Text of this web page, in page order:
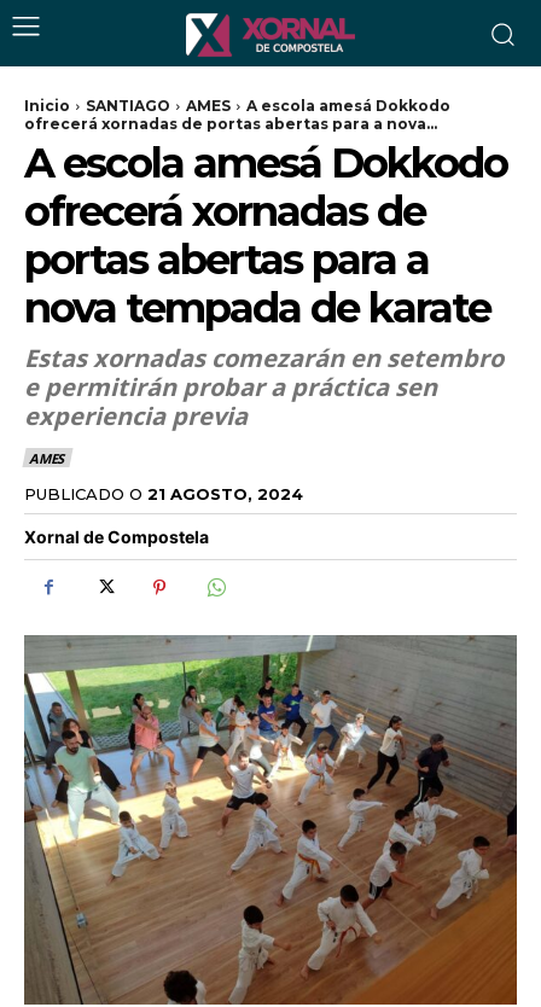
Inicio SANTIAGO AMES
A escola amesá Dokkodo
ofrecerá xornadas de portas abertas para a nova...
A escola amesá Dokkodo
ofrecerá xornadas de
portas abertas para a
nova tempada de karate
Estas xornadas comezarán en setembro
e permitirán probar a práctica sen
experiencia previa
AMES
PUBLICADO O 21 AGOSTO, 2024
Xornal de Compostela